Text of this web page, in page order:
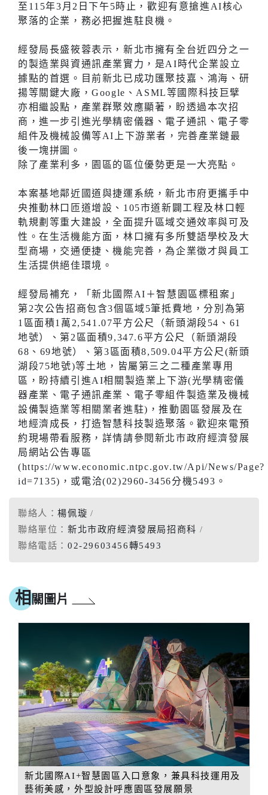
至115年3月2日下午5時止，歡迎有意搶進AI核心
聚落的企業，務必把握進駐良機。
經發局長盛筱蓉表示，新北市擁有全台近四分之一
的製造業與資通訊產業實力，是AI時代企業設立
據點的首選。目前新北已成功匯聚技嘉、鴻海、研
揚等關鍵大廠，Google、ASML等國際科技巨擘
亦相繼設點，產業群聚效應顯著，盼透過本次招
商，進一步引進光學精密儀器、電子通訊、電子零
組件及機械設備等AI上下游業者，完善產業鏈最
後一塊拼圖。
除了產業利多，園區的區位優勢更是一大亮點。
本案基地鄰近國道與捷運系統，新北市府更攜手中
央推動林口匝道增設、105市道新闢工程及林口輕
軌規劃等重大建設，全面提升區域交通效率與可及
性。在生活機能方面，林口擁有多所雙語學校及大
型商場，交通便捷、機能完善，為企業徵才與員工
生活提供絕佳環境。
經發局補充，「新北國際AI＋智慧園區標租案」
第2次公告招商包含3個區域5筆抵費地，分別為第
1區面積1萬2,541.07平方公尺（新頭湖段54、61
地號）、第2區面積9,347.6平方公尺（新頭湖段
68、69地號）、第3區面積8,509.04平方公尺(新頭
湖段75地號)等土地，皆屬第三之二種產業專用
區，盼持續引進AI相關製造業上下游(光學精密儀
器產業、電子通訊產業、電子零組件製造業及機械
設備製造業等相關業者進駐)，推動園區發展及在
地經濟成長，打造智慧科技製造聚落。歡迎來電預
約現場帶看服務，詳情請參閱新北市政府經濟發展
局網站公告專區
(https://www.economic.ntpc.gov.tw/Api/News/Page?
id=7135)，或電洽(02)2960-3456分機5493。
聯絡人：楊佩璇
聯絡單位： 新北市政府經濟發展局招商科
聯絡電話： 02-29603456轉5493
相 關圖片
新北國際AI+智慧園區入口意象，兼具科技運用及
藝術美感，外型設計呼應園區發展願景